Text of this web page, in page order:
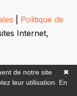
Politique de
Internet,
✖
de notre site
leur utilisation. En